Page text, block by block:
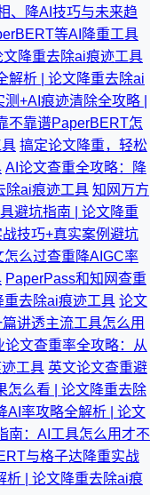
、降AI技巧与未来趋
等AI降重工具
降重去除ai痕迹工具
解析 | 论文降重去除ai
+AI痕迹清除全攻略 |
不靠谱PaperBERT怎
搞定论文降重，轻松
AI论文查重全攻略：降
除ai痕迹工具 知网万方
避坑指南 | 论文降重
技巧+真实案例避坑
怎么过查重降AIGC率
PaperPass和知网查重
重去除ai痕迹工具 论文
讲透主流工具怎么用
论文查重率全攻略：从
工具 英文论文查重避
怎么看 | 论文降重去除
AI率攻略全解析 | 论文
南：AI工具怎么用才不
与格子达降重实战
析 | 论文降重去除ai痕